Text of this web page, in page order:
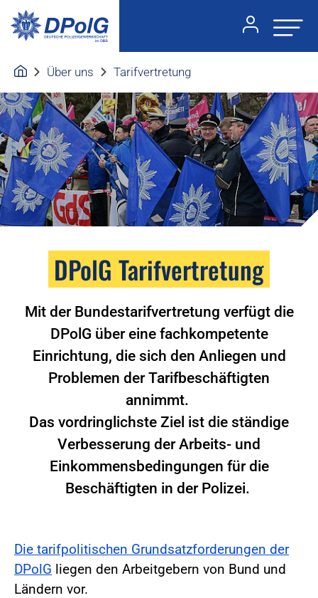
Über uns Tarifvertretung
DPolG Tarifvertretung
Mit der Bundestarifvertretung verfügt die
DPolG über eine fachkompetente
Einrichtung, die sich den Anliegen und
Problemen der Tarifbeschäftigten
annimmt.
Das vordringlichste Ziel ist die ständige
Verbesserung der Arbeits- und
Einkommensbedingungen für die
Beschäftigten in der Polizei.
Die tarifpolitischen Grundsatzforderungen der
DPolG liegen den Arbeitgebern von Bund und
Ländern vor.